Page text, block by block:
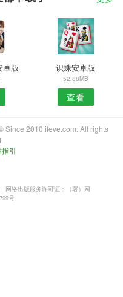
卓版 识蛛安卓版
52.88MB
查看
Since 2010 ifeve.com. All rights
引
网络出版服务许可证：（署）网
号